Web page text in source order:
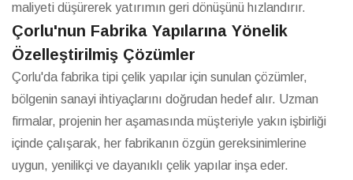
maliyeti düşürerek yatırımın geri dönüşünü hızlandırır.
Çorlu'nun Fabrika Yapılarına Yönelik
Özelleştirilmiş Çözümler
Çorlu'da fabrika tipi çelik yapılar için sunulan çözümler,
bölgenin sanayi ihtiyaçlarını doğrudan hedef alır. Uzman
firmalar, projenin her aşamasında müşteriyle yakın işbirliği
içinde çalışarak, her fabrikanın özgün gereksinimlerine
uygun, yenilikçi ve dayanıklı çelik yapılar inşa eder.